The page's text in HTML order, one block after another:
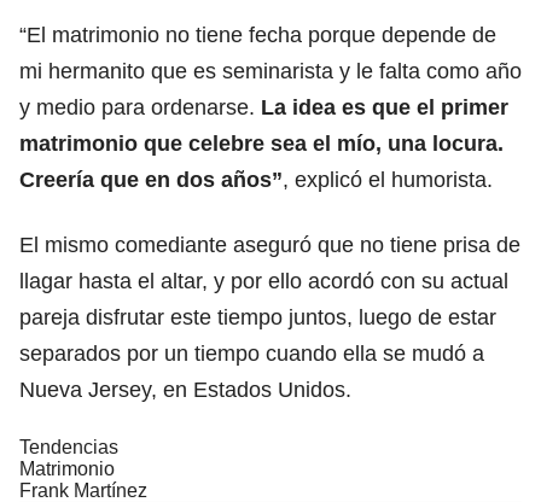
“El matrimonio no tiene fecha porque depende de
mi hermanito que es seminarista y le falta como año
y medio para ordenarse. La idea es que el primer
matrimonio que celebre sea el mío, una locura.
Creería que en dos años”, explicó el humorista.
El mismo comediante aseguró que no tiene prisa de
llagar hasta el altar, y por ello acordó con su actual
pareja disfrutar este tiempo juntos, luego de estar
separados por un tiempo cuando ella se mudó a
Nueva Jersey, en Estados Unidos.
Tendencias
Matrimonio
Frank Martínez